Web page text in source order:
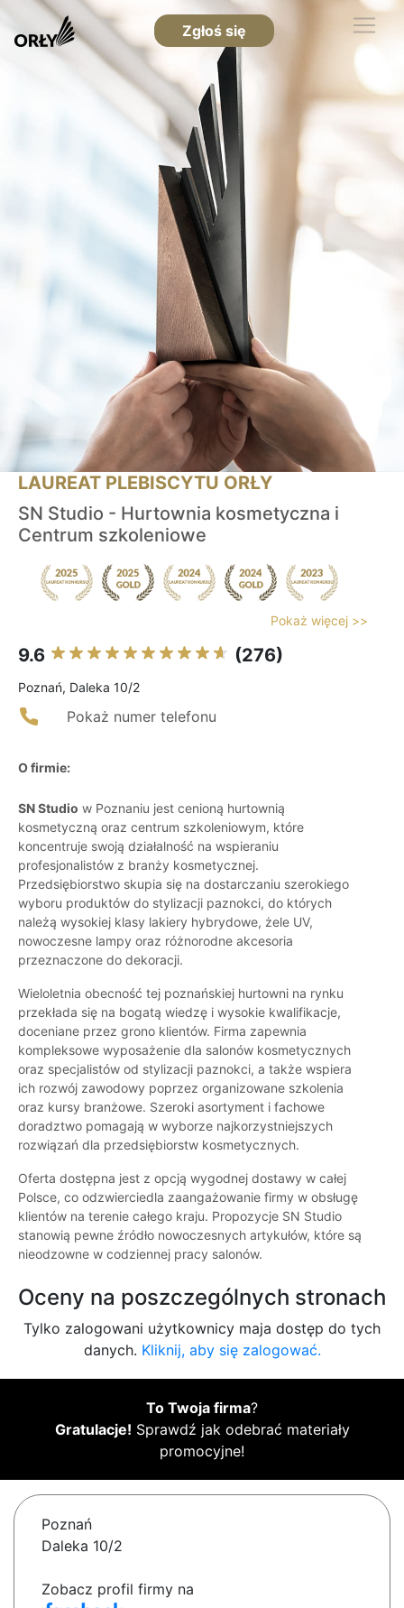
Zgłoś się
LAUREAT PLEBISCYTU ORŁY
SN Studio - Hurtownia kosmetyczna i
Centrum szkoleniowe
Pokaż więcej >>
9.6 (276)
Poznań, Daleka 10/2
Pokaż numer telefonu
O firmie:
SN Studio w Poznaniu jest cenioną hurtownią
kosmetyczną oraz centrum szkoleniowym, które
koncentruje swoją działalność na wspieraniu
profesjonalistów z branży kosmetycznej.
Przedsiębiorstwo skupia się na dostarczaniu szerokiego
wyboru produktów do stylizacji paznokci, do których
należą wysokiej klasy lakiery hybrydowe, żele UV,
nowoczesne lampy oraz różnorodne akcesoria
przeznaczone do dekoracji.
Wieloletnia obecność tej poznańskiej hurtowni na rynku
przekłada się na bogatą wiedzę i wysokie kwalifikacje,
doceniane przez grono klientów. Firma zapewnia
kompleksowe wyposażenie dla salonów kosmetycznych
oraz specjalistów od stylizacji paznokci, a także wspiera
ich rozwój zawodowy poprzez organizowane szkolenia
oraz kursy branżowe. Szeroki asortyment i fachowe
doradztwo pomagają w wyborze najkorzystniejszych
rozwiązań dla przedsiębiorstw kosmetycznych.
Oferta dostępna jest z opcją wygodnej dostawy w całej
Polsce, co odzwierciedla zaangażowanie firmy w obsługę
klientów na terenie całego kraju. Propozycje SN Studio
stanowią pewne źródło nowoczesnych artykułów, które są
nieodzowne w codziennej pracy salonów.
Oceny na poszczególnych stronach
Tylko zalogowani użytkownicy maja dostęp do tych
danych. Kliknij, aby się zalogować.
To Twoja firma?
Gratulacje! Sprawdź jak odebrać materiały
promocyjne!
Poznań
Daleka 10/2
Zobacz profil firmy na